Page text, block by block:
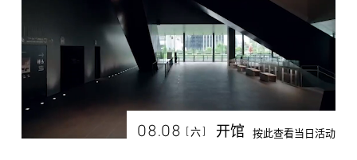
08.08 [六] 开馆 按此查看当日活动